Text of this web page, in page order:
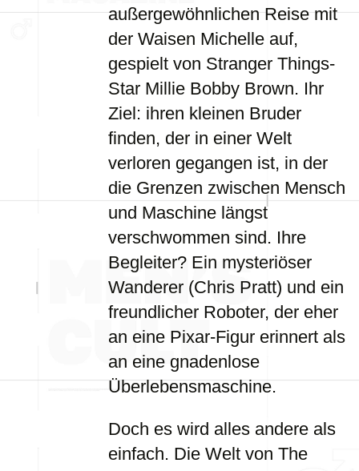
außergewöhnlichen Reise mit
der Waisen Michelle auf,
gespielt von Stranger Things-
Star Millie Bobby Brown. Ihr
Ziel: ihren kleinen Bruder
finden, der in einer Welt
verloren gegangen ist, in der
die Grenzen zwischen Mensch
und Maschine längst
verschwommen sind. Ihre
Begleiter? Ein mysteriöser
Wanderer (Chris Pratt) und ein
freundlicher Roboter, der eher
an eine Pixar-Figur erinnert als
an eine gnadenlose
Überlebensmaschine.
Doch es wird alles andere als
einfach. Die Welt von The